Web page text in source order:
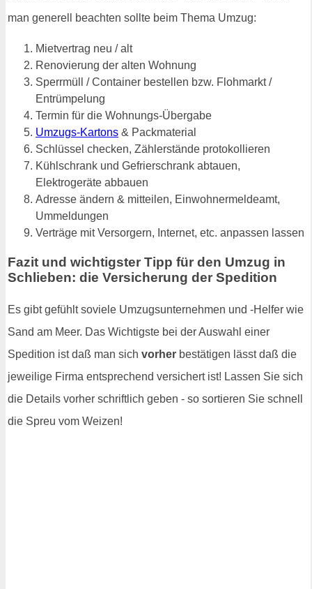
man generell beachten sollte beim Thema Umzug:
Mietvertrag neu / alt
Renovierung der alten Wohnung
Sperrmüll / Container bestellen bzw. Flohmarkt /
Entrümpelung
Termin für die Wohnungs-Übergabe
Umzugs-Kartons & Packmaterial
Schlüssel checken, Zählerstände protokollieren
Kühlschrank und Gefrierschrank abtauen,
Elektrogeräte abbauen
Adresse ändern & mitteilen, Einwohnermeldeamt,
Ummeldungen
Verträge mit Versorgern, Internet, etc. anpassen lassen
Fazit und wichtigster Tipp für den Umzug in
Schlieben: die Versicherung der Spedition
Es gibt gefühlt soviele Umzugsunternehmen und -Helfer wie
Sand am Meer. Das Wichtigste bei der Auswahl einer
Spedition ist daß man sich vorher bestätigen lässt daß die
jeweilige Firma entsprechend versichert ist! Lassen Sie sich
die Details vorher schriftlich geben - so sortieren Sie schnell
die Spreu vom Weizen!